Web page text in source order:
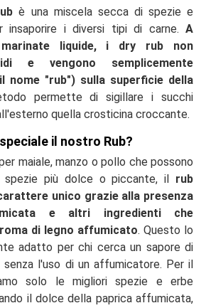
è una miscela secca di spezie e
insaporire i diversi tipi di carne. A
liquide, i dry rub non
e vengono semplicemente
nome "rub") sulla superficie della
permette di sigillare i succhi
quella crosticina croccante.
il nostro Rub?
maiale, manzo o pollo che possono
più dolce o piccante, il rub
unico grazie alla presenza
e altri ingredienti che
di legno affumicato. Questo lo
adatto per chi cerca un sapore di
l'uso di un affumicatore. Per il
solo le migliori spezie e erbe
il dolce della paprica affumicata,